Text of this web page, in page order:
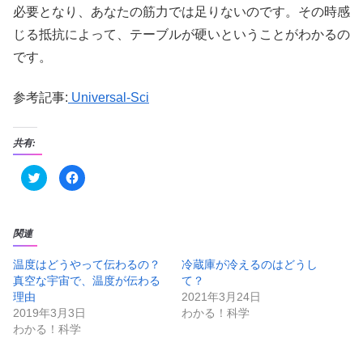
必要となり、あなたの筋力では足りないのです。その時感
じる抵抗によって、テーブルが硬いということがわかるの
です。
参考記事: Universal-Sci
共有:
ク
リ
t
t
e
r
共
有
(
F
a
共
有
す
は
ク
リ
関連
温度はどうやって伝わるの？
真空な宇宙で、温度が伝わる
理由
2019年3月3日
わかる！科学
冷蔵庫が冷えるのはどうし
て？
2021年3月24日
わかる！科学